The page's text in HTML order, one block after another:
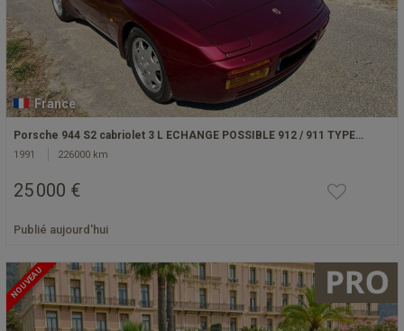
France
Porsche 944 S2 cabriolet 3 L ECHANGE POSSIBLE 912 / 911 TYPE…
1991 226000 km
25 000 €
Publié aujourd'hui
NOUVEAU